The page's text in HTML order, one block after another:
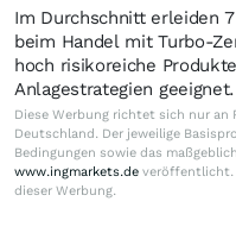
Im Durchschnitt erleiden
beim Handel mit Turbo-
hoch risikoreiche
Anlagestrategien geeignet.
Diese Werbung richtet sich nur
Deutschland. Der jeweilige
Bedingungen sowie das
www.ingmarkets.de veröffentlicht.
dieser Werbung.